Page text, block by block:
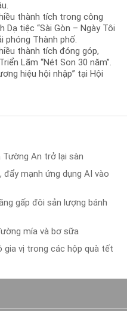
thành tích trong công
tiệc “Sài Gòn – Ngày Tôi
phóng Thành phố.
thành tích đóng góp,
Lãm “Nét Son 30 năm”.
hiệu hội nhập” tại Hội
Tường An trở lại sàn
đẩy mạnh ứng dụng AI vào
gấp đôi sản lượng bánh
mía và bơ sữa
gia vị trong các hộp quà tết